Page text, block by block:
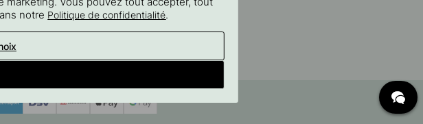
43 Båstad, Suède
i Båstad AB
notre Politique de confidentialité.